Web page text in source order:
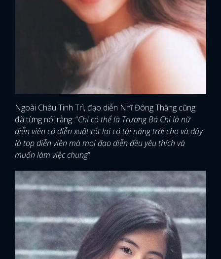
Ngoài Châu Tinh Trì, đạo diễn Nhĩ Đông Thăng cũng
đã từng nói rằng: “Chỉ có thể là Trương Bá Chi là nữ
diễn viên có diễn xuất tốt lại có tài năng trời cho và đây
là top diễn viên mà mọi đạo diễn đều yêu thích và
muốn làm việc chung”